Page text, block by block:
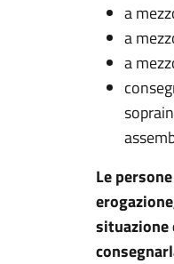
a
a
a
Le
situazione